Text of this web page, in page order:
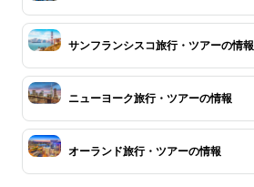
サンフランシスコ旅行・ツアーの情報
ニューヨーク旅行・ツアーの情報
オーランド旅行・ツアーの情報